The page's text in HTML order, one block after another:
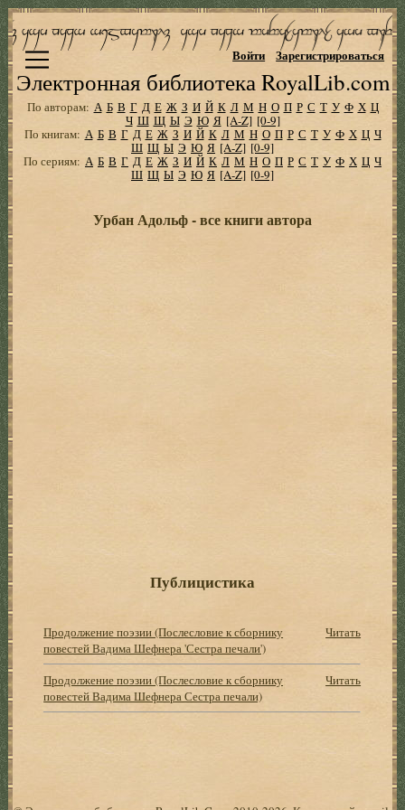
Электронная библиотека RoyalLib.com
Войти Зарегистрироваться
По авторам: А Б В Г Д Е Ж З И Й К Л М Н О П Р С Т У Ф Х Ц
Ч Ш Щ Ы Э Ю Я [A-Z] [0-9]
По книгам: А Б В Г Д Е Ж З И Й К Л М Н О П Р С Т У Ф Х Ц Ч
Ш Щ Ы Э Ю Я [A-Z] [0-9]
По сериям: А Б В Г Д Е Ж З И Й К Л М Н О П Р С Т У Ф Х Ц Ч
Ш Щ Ы Э Ю Я [A-Z] [0-9]
Урбан Адольф - все книги автора
Публицистика
Продолжение поэзии (Послесловие к сборнику
повестей Вадима Шефнера 'Сестра печали')
Читать
Продолжение поэзии (Послесловие к сборнику
повестей Вадима Шефнера Сестра печали)
Читать